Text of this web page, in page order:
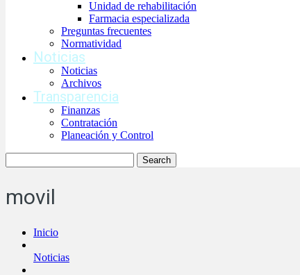
Unidad de rehabilitación
Farmacia especializada
Preguntas frecuentes
Normatividad
Noticias
Noticias
Archivos
Transparencia
Finanzas
Contratación
Planeación y Control
movil
Inicio
Noticias